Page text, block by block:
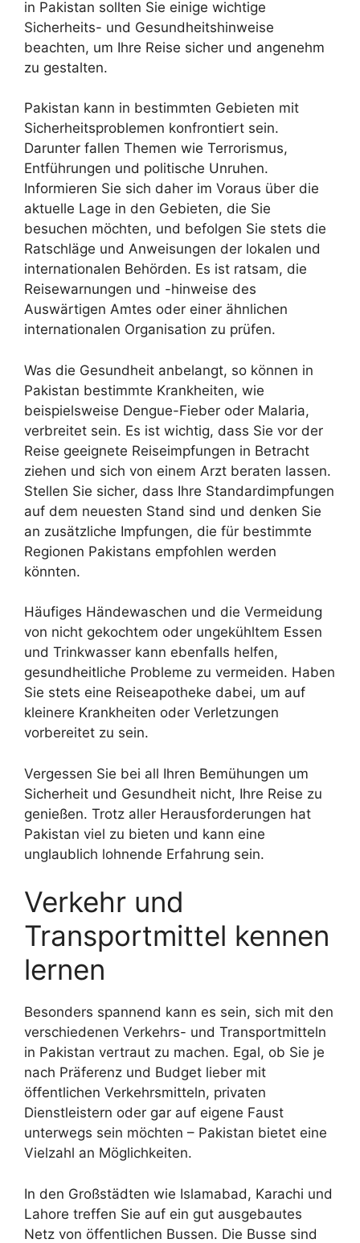
in Pakistan sollten Sie einige wichtige
Sicherheits- und Gesundheitshinweise
beachten, um Ihre Reise sicher und angenehm
zu gestalten.
Pakistan kann in bestimmten Gebieten mit
Sicherheitsproblemen konfrontiert sein.
Darunter fallen Themen wie Terrorismus,
Entführungen und politische Unruhen.
Informieren Sie sich daher im Voraus über die
aktuelle Lage in den Gebieten, die Sie
besuchen möchten, und befolgen Sie stets die
Ratschläge und Anweisungen der lokalen und
internationalen Behörden. Es ist ratsam, die
Reisewarnungen und -hinweise des
Auswärtigen Amtes oder einer ähnlichen
internationalen Organisation zu prüfen.
Was die Gesundheit anbelangt, so können in
Pakistan bestimmte Krankheiten, wie
beispielsweise Dengue-Fieber oder Malaria,
verbreitet sein. Es ist wichtig, dass Sie vor der
Reise geeignete Reiseimpfungen in Betracht
ziehen und sich von einem Arzt beraten lassen.
Stellen Sie sicher, dass Ihre Standardimpfungen
auf dem neuesten Stand sind und denken Sie
an zusätzliche Impfungen, die für bestimmte
Regionen Pakistans empfohlen werden
könnten.
Häufiges Händewaschen und die Vermeidung
von nicht gekochtem oder ungekühltem Essen
und Trinkwasser kann ebenfalls helfen,
gesundheitliche Probleme zu vermeiden. Haben
Sie stets eine Reiseapotheke dabei, um auf
kleinere Krankheiten oder Verletzungen
vorbereitet zu sein.
Vergessen Sie bei all Ihren Bemühungen um
Sicherheit und Gesundheit nicht, Ihre Reise zu
genießen. Trotz aller Herausforderungen hat
Pakistan viel zu bieten und kann eine
unglaublich lohnende Erfahrung sein.
Verkehr und
Transportmittel kennen
lernen
Besonders spannend kann es sein, sich mit den
verschiedenen Verkehrs- und Transportmitteln
in Pakistan vertraut zu machen. Egal, ob Sie je
nach Präferenz und Budget lieber mit
öffentlichen Verkehrsmitteln, privaten
Dienstleistern oder gar auf eigene Faust
unterwegs sein möchten – Pakistan bietet eine
Vielzahl an Möglichkeiten.
In den Großstädten wie Islamabad, Karachi und
Lahore treffen Sie auf ein gut ausgebautes
Netz von öffentlichen Bussen. Die Busse sind